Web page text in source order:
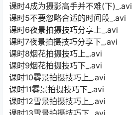
课时4成为摄影高手并不难(下)_.avi
课时5不要忽略合适的时间段_.avi
课时6夜景拍摄技巧分享上_.avi
课时7夜景拍摄技巧分享下_.avi
课时8烟花拍摄技巧上_.avi
课时9烟花拍摄技巧下_.avi
课时10雾景拍摄技巧上_.avi
课时11雾景拍摄技巧下_.avi
课时12雪景拍摄技巧上_.avi